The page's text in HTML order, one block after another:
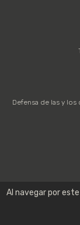
Al navegar por
Defensa de las y